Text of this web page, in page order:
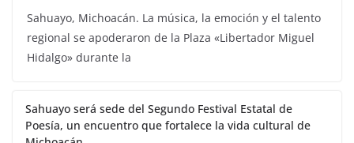
Sahuayo, Michoacán. La música, la emoción y el talento
regional se apoderaron de la Plaza «Libertador Miguel
Hidalgo» durante la
Sahuayo será sede del Segundo Festival Estatal de
Poesía, un encuentro que fortalece la vida cultural de